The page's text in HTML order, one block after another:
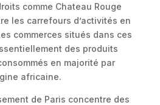
comme Chateau Rouge
les carrefours d’activités en
commerces situés dans ces
des produits
en majorité par
africaine.
de Paris concentre des